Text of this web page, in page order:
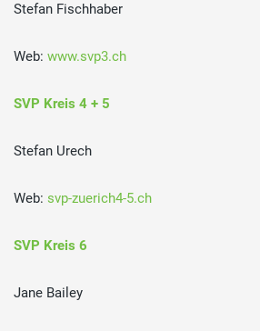
Stefan Fischhaber
Web: www.svp3.ch
SVP Kreis 4 + 5
Stefan Urech
Web: svp-zuerich4-5.ch
SVP Kreis 6
Jane Bailey